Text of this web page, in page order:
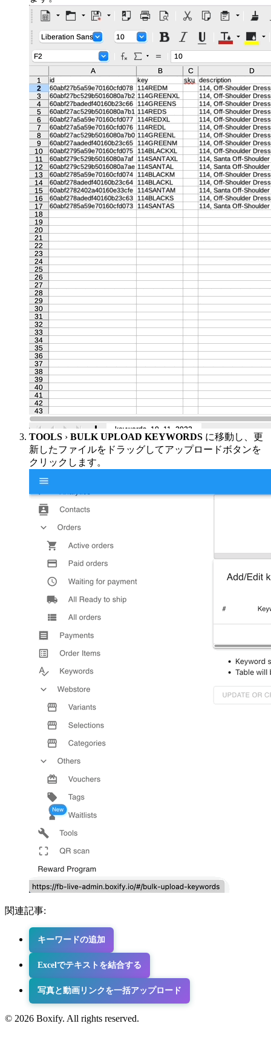
TOOLS › BULK UPLOAD KEYWORDS に移動し、更
新したファイルをドラッグしてアップロードボタンを
クリックします。
関連記事:
キーワードの追加
Excelでテキストを結合する
写真と動画リンクを一括アップロード
© 2026 Boxify. All rights reserved.